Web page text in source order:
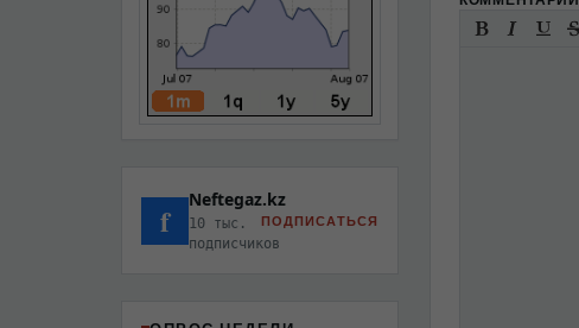
f Neftegaz.kz
10 тыс.
подписчиков
ПОДПИСАТЬСЯ